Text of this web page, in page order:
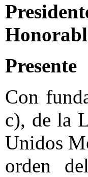
Presente
Con
c), de la
Unidos
orden